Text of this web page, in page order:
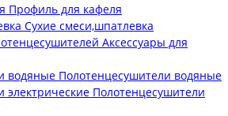
Профиль для кафеля
Сухие смеси,шпатлевка
Аксессуары для
Полотенцесушители водяные
Полотенцесушители